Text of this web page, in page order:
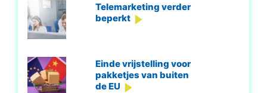
Telemarketing verder
beperkt
Einde vrijstelling voor
pakketjes van buiten
de EU